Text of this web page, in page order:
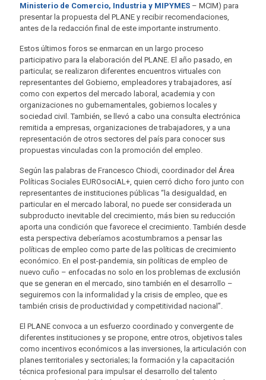
Ministerio de Comercio, Industria y MIPYMES – MCIM) para
presentar la propuesta del PLANE y recibir recomendaciones,
antes de la redacción final de este importante instrumento.
Estos últimos foros se enmarcan en un largo proceso
participativo para la elaboración del PLANE. El año pasado, en
particular, se realizaron diferentes encuentros virtuales con
representantes del Gobierno, empleadores y trabajadores, así
como con expertos del mercado laboral, academia y con
organizaciones no gubernamentales, gobiernos locales y
sociedad civil. También, se llevó a cabo una consulta electrónica
remitida a empresas, organizaciones de trabajadores, y a una
representación de otros sectores del país para conocer sus
propuestas vinculadas con la promoción del empleo.
Según las palabras de Francesco Chiodi, coordinador del Área
Políticas Sociales EUROsociAL+, quien cerró dicho foro junto con
representantes de instituciones públicas “la desigualdad, en
particular en el mercado laboral, no puede ser considerada un
subproducto inevitable del crecimiento, más bien su reducción
aporta una condición que favorece el crecimiento. También desde
esta perspectiva deberíamos acostumbrarnos a pensar las
políticas de empleo como parte de las políticas de crecimiento
económico. En el post-pandemia, sin políticas de empleo de
nuevo cuño – enfocadas no solo en los problemas de exclusión
que se generan en el mercado, sino también en el desarrollo –
seguiremos con la informalidad y la crisis de empleo, que es
también crisis de productividad y competitividad nacional”.
El PLANE convoca a un esfuerzo coordinado y convergente de
diferentes instituciones y se propone, entre otros, objetivos tales
como incentivos económicos a las inversiones, la articulación con
planes territoriales y sectoriales; la formación y la capacitación
técnica profesional para impulsar el desarrollo del talento